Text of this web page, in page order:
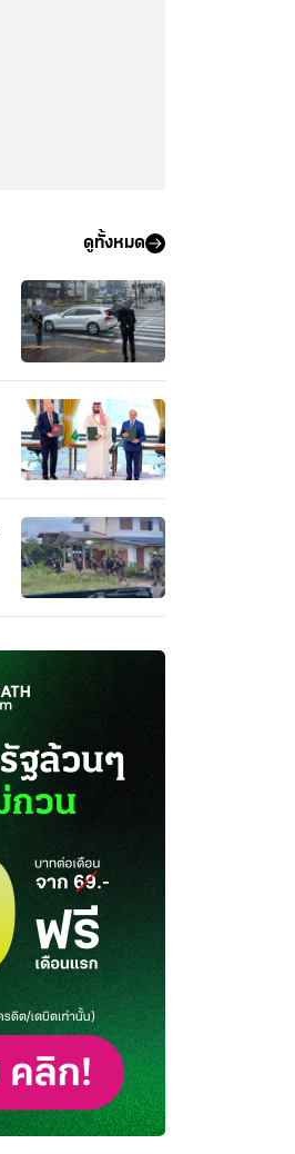
ดูทั้งหมด